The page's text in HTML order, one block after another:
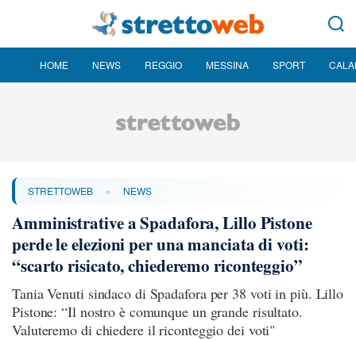
HOME NEWS REGGIO MESSINA SPORT
STRETTOWEB » NEWS
Amministrative a Spadafora, Lillo Pistone
perde le elezioni per una manciata di voti:
“scarto risicato, chiederemo riconteggio”
Tania Venuti sindaco di Spadafora per 38 voti in più. Lillo
Pistone: “Il nostro è comunque un grande risultato.
Valuteremo di chiedere il riconteggio dei voti"